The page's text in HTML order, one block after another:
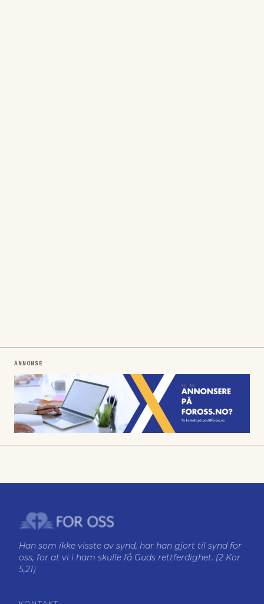
ANNONSE
Han som ikke visste av synd, har han gjort til synd for
oss, for at vi i ham skulle få Guds rettferdighet. (2 Kor
5,21)